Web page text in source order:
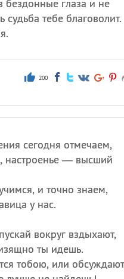
бездонные глаза и не
судьба тебе благоволит.
200
сегодня отмечаем,
настроенье — высший
и точно знаем,
у нас.
вокруг вздыхают,
ты идешь.
тобою, или